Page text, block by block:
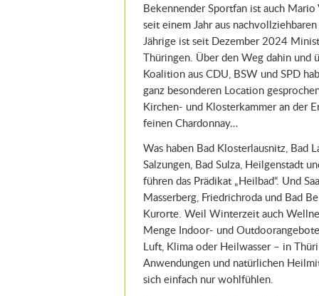
Bekennender Sportfan ist auch
seit einem Jahr aus
Jährige ist seit Dezember 2024
Thüringen. Über den Weg dahin und
Koalition aus CDU, BSW und SPD
ganz besonderen Location
Kirchen- und Klosterkammer an der
feinen Chardonnay…
Was haben Bad Klosterlausnitz, Bad
Salzungen, Bad Sulza, Heilgenstadt
führen das Prädikat „Heilbad“. Und
Masserberg, Friedrichroda und Bad
Kurorte. Weil Winterzeit auch
Menge Indoor- und
Luft, Klima oder Heilwasser – in
Anwendungen und natürlichen
sich einfach nur wohlfühlen.